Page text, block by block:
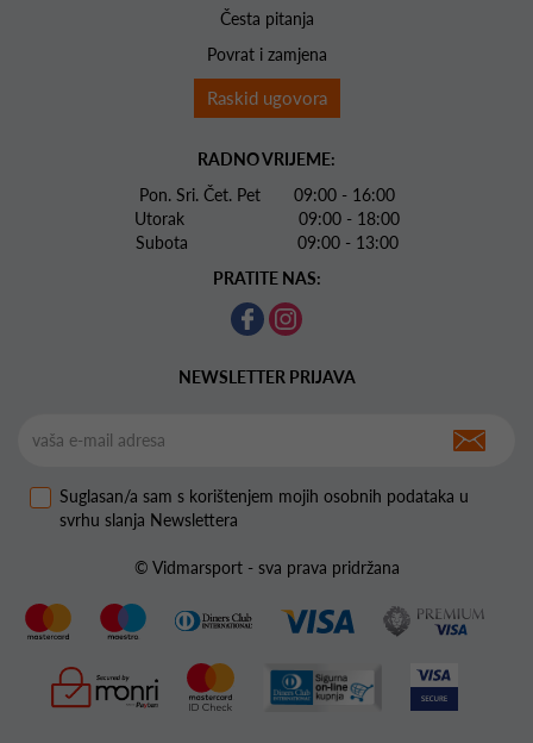
Česta pitanja
Povrat i zamjena
Raskid ugovora
RADNO VRIJEME:
Pon. Sri. Čet. Pet 09:00 - 16:00
Utorak 09:00 - 18:00
Subota 09:00 - 13:00
PRATITE NAS:
NEWSLETTER PRIJAVA
Suglasan/a sam s korištenjem mojih osobnih podataka u
svrhu slanja Newslettera
© Vidmarsport - sva prava pridržana